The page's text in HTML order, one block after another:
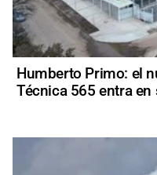
Humberto Primo: el
Técnica 565 entra en